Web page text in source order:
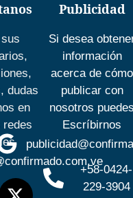
dudas
en
redes
Publicidad
Si desea
información
acerca de cómo
publicar con
nosotros puedes
Escríbirnos
+58-0424-
229-3904